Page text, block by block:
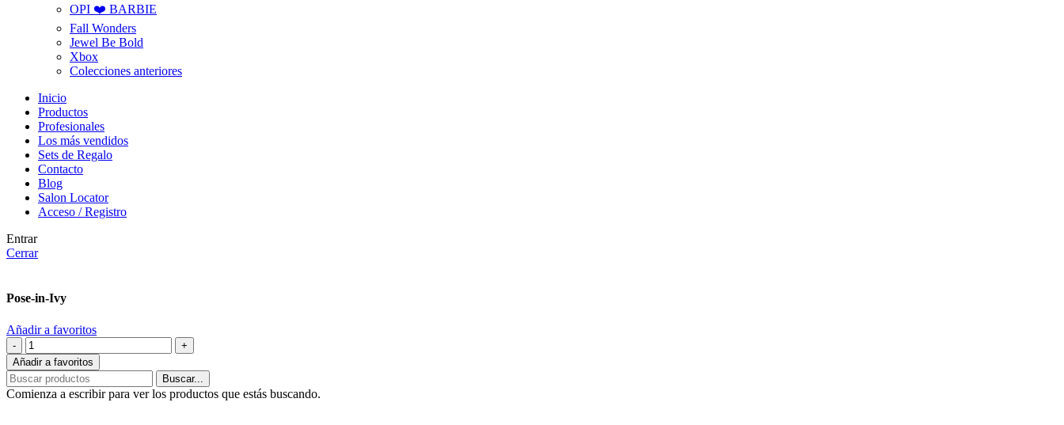
OPI ❤️ BARBIE
Fall Wonders
Jewel Be Bold
Xbox
Colecciones anteriores
Inicio
Productos
Profesionales
Los más vendidos
Sets de Regalo
Contacto
Blog
Salon Locator
Acceso / Registro
Entrar
Cerrar
Pose-in-Ivy
Añadir a favoritos
Añadir a favoritos
Buscar...
Comienza a escribir para ver los productos que estás buscando.